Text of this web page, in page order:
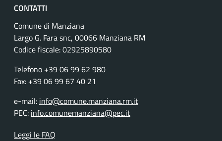
CONTATTI
Comune di Manziana
Largo G. Fara snc, 00066 Manziana RM
Codice fiscale:02925890580
Telefono +39 06 99 62 980
Fax: +39 06 99 67 40 21
e-mail: info@comune.manziana.rm.it
PEC: info.comunemanziana@pec.it
Leggi le FAQ